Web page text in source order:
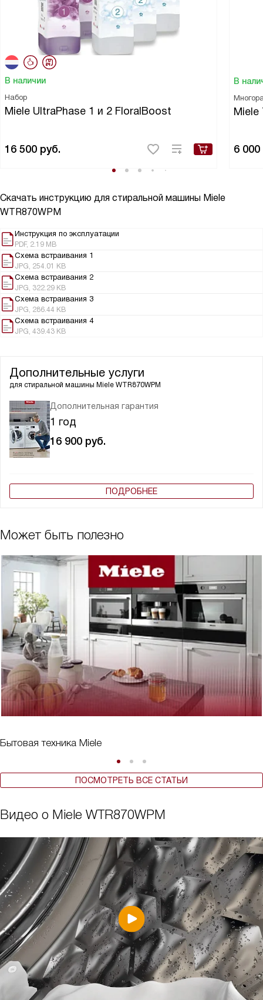
В наличии
Набор
Miele UltraPhase 1 и 2 FloralBoost
16 500 руб.
В
Miele
6 000
Скачать инструкцию для стиральной машины Miele
WTR870WPM
Инструкция по эксплуатации
PDF, 2.19 MB
Схема встраивания 1
JPG, 254.01 KB
Схема встраивания 2
JPG, 322.29 KB
Схема встраивания 3
JPG, 286.44 KB
Схема встраивания 4
JPG, 439.43 KB
Дополнительные услуги
для стиральной машины Miele WTR870WPM
Дополнительная гарантия
1 год
16 900 руб.
ПОДРОБНЕЕ
Может быть полезно
Бытовая техника Miele
ПОСМОТРЕТЬ ВСЕ СТАТЬИ
Видео о Miele WTR870WPM